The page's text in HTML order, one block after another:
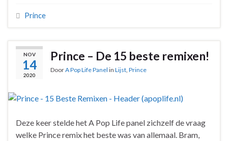
Prince
NOV
14
2020
Prince – De 15 beste remixen!
DoorA Pop Life Panel in Lijst, Prince
Deze keer stelde het A Pop Life panel zichzelf de vraag
welke Prince remix het beste was van allemaal. Bram,